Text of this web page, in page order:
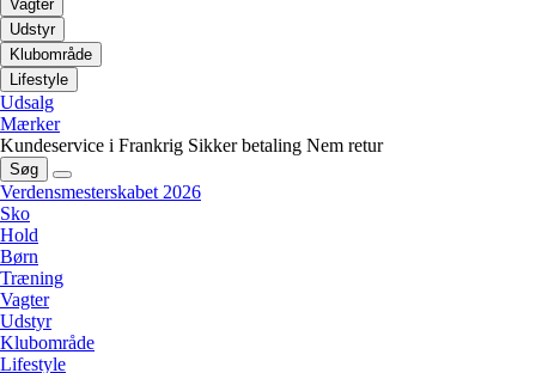
Vagter
Udstyr
Klubområde
Lifestyle
Udsalg
Mærker
Kundeservice i Frankrig Sikker betaling Nem retur
Søg
Verdensmesterskabet 2026
Sko
Hold
Børn
Træning
Vagter
Udstyr
Klubområde
Lifestyle